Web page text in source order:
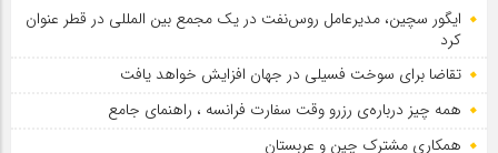
ایگور سچین، مدیرعامل روس‌نفت در یک مجمع بین المللی در قطر عنوان
کرد
تقاضا برای سوخت فسیلی در جهان افزایش خواهد یافت
همه چیز درباره‌ی رزرو وقت سفارت فرانسه ، راهنمای جامع
همکاری مشترک چین و عربستان